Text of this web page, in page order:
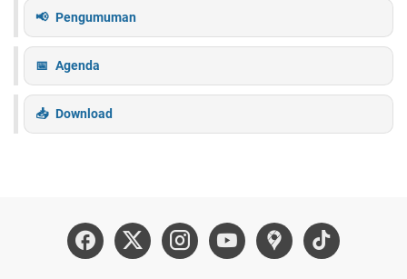
Pengumuman
Agenda
Download